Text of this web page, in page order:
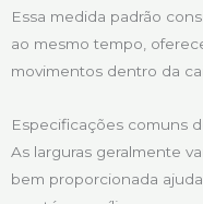
Essa medida padrão
ao mesmo tempo,
movimentos dentro da
Especificações comuns
As larguras geralmente
bem proporcionada